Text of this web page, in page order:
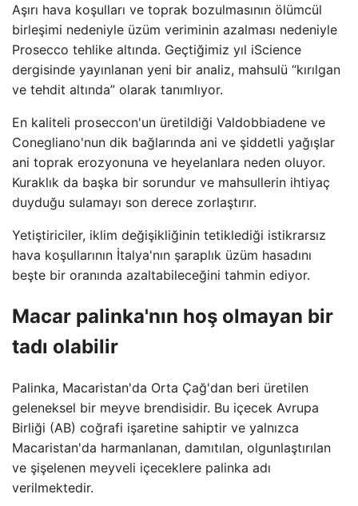
Aşırı hava koşulları ve toprak bozulmasının ölümcül
birleşimi nedeniyle üzüm veriminin azalması nedeniyle
Prosecco tehlike altında. Geçtiğimiz yıl iScience
dergisinde yayınlanan yeni bir analiz, mahsulü “kırılgan
ve tehdit altında” olarak tanımlıyor.
En kaliteli proseccon'un üretildiği Valdobbiadene ve
Conegliano'nun dik bağlarında ani ve şiddetli yağışlar
ani toprak erozyonuna ve heyelanlara neden oluyor.
Kuraklık da başka bir sorundur ve mahsullerin ihtiyaç
duyduğu sulamayı son derece zorlaştırır.
Yetiştiriciler, iklim değişikliğinin tetiklediği istikrarsız
hava koşullarının İtalya'nın şaraplık üzüm hasadını
beşte bir oranında azaltabileceğini tahmin ediyor.
Macar palinka'nın hoş olmayan bir
tadı olabilir
Palinka, Macaristan'da Orta Çağ'dan beri üretilen
geleneksel bir meyve brendisidir. Bu içecek Avrupa
Birliği (AB) coğrafi işaretine sahiptir ve yalnızca
Macaristan'da harmanlanan, damıtılan, olgunlaştırılan
ve şişelenen meyveli içeceklere palinka adı
verilmektedir.